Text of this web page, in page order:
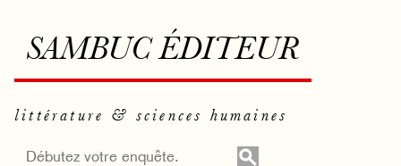
SAMBUC ÉDITEUR
littérature & sciences humaines